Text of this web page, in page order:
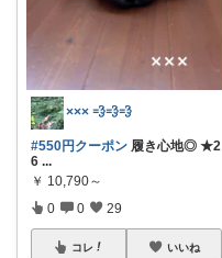
××× 💨💨💨
#550円クーポン 履き心地◎ ★2
6 ...
￥ 10,790～
0 0 29
コレ いいね